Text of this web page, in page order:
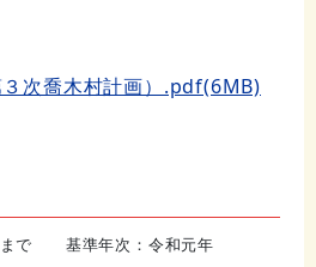
次喬木村計画）.pdf(6MB)
まで 基準年次：令和元年